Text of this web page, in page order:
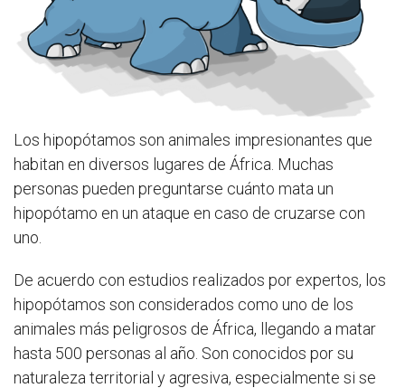
Los hipopótamos son animales impresionantes que
habitan en diversos lugares de África. Muchas
personas pueden preguntarse cuánto mata un
hipopótamo en un ataque en caso de cruzarse con
uno.
De acuerdo con estudios realizados por expertos, los
hipopótamos son considerados como uno de los
animales más peligrosos de África, llegando a matar
hasta 500 personas al año. Son conocidos por su
naturaleza territorial y agresiva, especialmente si se